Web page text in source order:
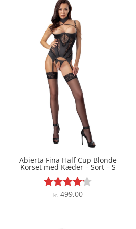
Abierta Fina Half Cup Blonde
Korset med Kæder – Sort – S
Vurderet
kr. 499,00